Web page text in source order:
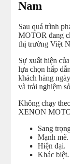
Nam
Sau quá trình
MOTOR đang
thị trường Việt
Sự xuất hiện
lựa chọn hấp
khách hàng
và trải nghiệm
Không chạy
XENON
Sang
Mạnh mẽ.
Hiện đại.
Khác biệt.